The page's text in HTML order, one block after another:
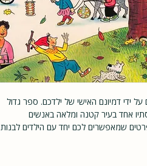
ידי דמיונם האישי של ילדכם. ספר גדול
אחד בעיר קטנה ומלאה באנשים
שמאפשרים לכם יחד עם הילדים לבנות